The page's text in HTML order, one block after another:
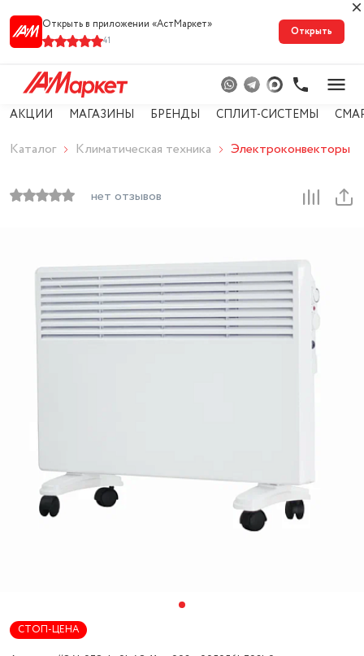
Открыть в приложении «АстМарке‪т‬»
41
Открыть
АКЦИИ МАГАЗИНЫ БРЕНДЫ СПЛИТ-СИСТЕМЫ
Каталог Климатическая техника Электроконвекторы
нет отзывов
СТОП-ЦЕНА